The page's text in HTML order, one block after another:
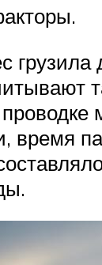
грузила
время